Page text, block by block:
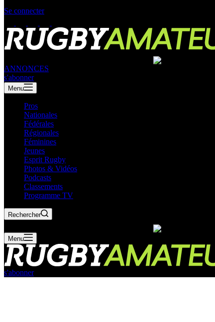
Se connecter
ANNONCES
s'abonner
Menu
Pros
Nationales
Fédérales
Régionales
Féminines
Jeunes
Esprit Rugby
Photos & Vidéos
Podcasts
Classements
Programme TV
Rechercher
Menu
s'abonner